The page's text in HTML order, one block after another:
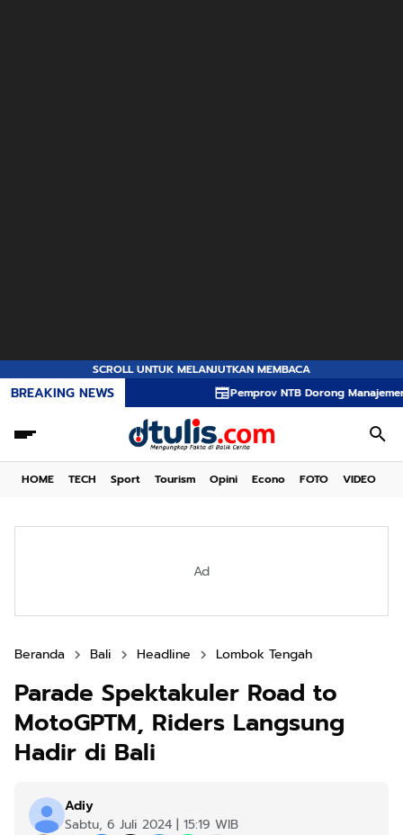
SCROLL UNTUK MELANJUTKAN MEMBACA
BREAKING NEWS Pemprov NTB Dorong Manajemen Risiko
HOME TECH Sport Tourism Opini Econo FOTO VIDEO
Ad
Beranda Bali Headline Lombok Tengah
Parade Spektakuler Road to
MotoGPTM, Riders Langsung
Hadir di Bali
Adiy
Sabtu, 6 Juli 2024 | 15:19 WIB